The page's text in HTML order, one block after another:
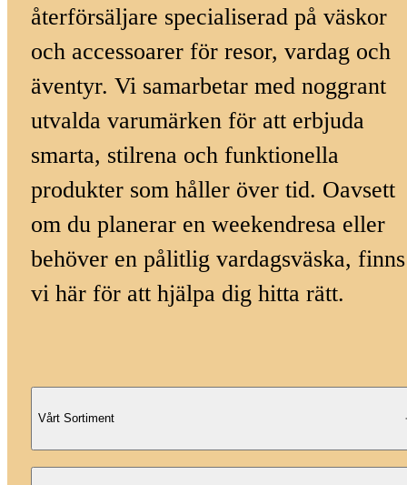
återförsäljare specialiserad på väskor
och accessoarer för resor, vardag och
äventyr. Vi samarbetar med noggrant
utvalda varumärken för att erbjuda
smarta, stilrena och funktionella
produkter som håller över tid. Oavsett
om du planerar en weekendresa eller
behöver en pålitlig vardagsväska, finns
vi här för att hjälpa dig hitta rätt.
Vårt Sortiment